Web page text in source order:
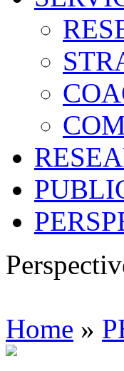
Home »